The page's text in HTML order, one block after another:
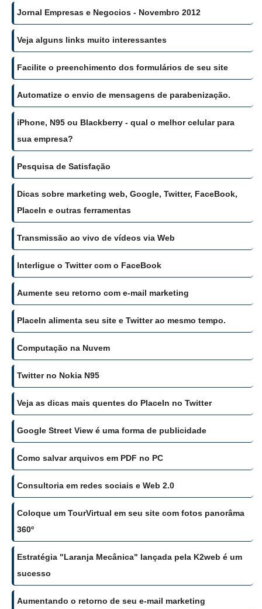
Jornal Empresas e Negocios - Novembro 2012
Veja alguns links muito interessantes
Facilite o preenchimento dos formulários de seu site
Automatize o envio de mensagens de parabenização.
iPhone, N95 ou Blackberry - qual o melhor celular para
sua empresa?
Pesquisa de Satisfação
Dicas sobre marketing web, Google, Twitter, FaceBook,
PlaceIn e outras ferramentas
Transmissão ao vivo de vídeos via Web
Interligue o Twitter com o FaceBook
Aumente seu retorno com e-mail marketing
PlaceIn alimenta seu site e Twitter ao mesmo tempo.
Computação na Nuvem
Twitter no Nokia N95
Veja as dicas mais quentes do PlaceIn no Twitter
Google Street View é uma forma de publicidade
Como salvar arquivos em PDF no PC
Consultoria em redes sociais e Web 2.0
Coloque um TourVirtual em seu site com fotos panorâma
360º
Estratégia "Laranja Mecânica" lançada pela K2web é um
sucesso
Aumentando o retorno de seu e-mail marketing